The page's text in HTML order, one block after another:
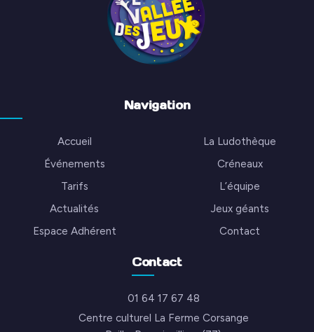
Navigation
Accueil
La Ludothèque
Événements
Créneaux
Tarifs
L’équipe
Actualités
Jeux géants
Espace Adhérent
Contact
Contact
01 64 17 67 48
Centre culturel La Ferme Corsange